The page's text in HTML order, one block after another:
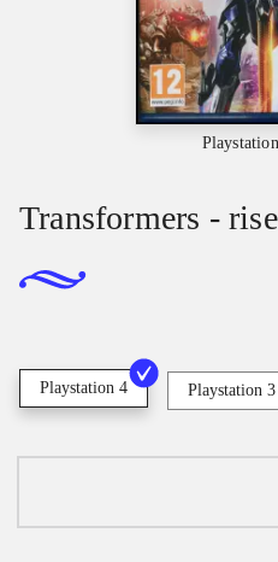
Transformers -
Playstation 4 Playstation 3